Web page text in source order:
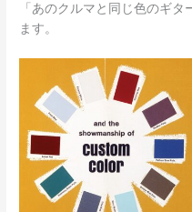
「あのクルマと同じ色のギ
ます。